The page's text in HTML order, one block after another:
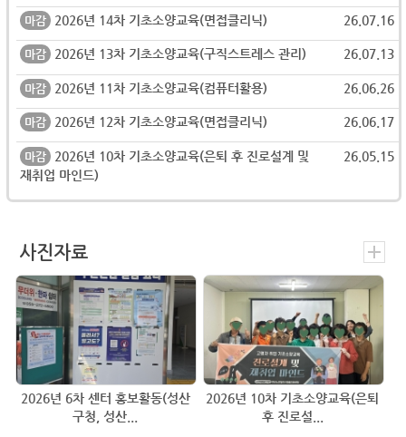
마감 2026년 14차 기초소양교육(면접클리닉) 26.07.16
마감 2026년 13차 기초소양교육(구직스트레스 관리) 26.07.13
마감 2026년 11차 기초소양교육(컴퓨터활용) 26.06.26
마감 2026년 12차 기초소양교육(면접클리닉) 26.06.17
마감
2026년 10차 기초소양교육(은퇴 후 진로설계 및
재취업 마인드)
26.05.15
사진자료
2026년 6차 센터 홍보활동(성산
구청, 성산...
2026년 10차 기초소양교육(은퇴
후 진로설...